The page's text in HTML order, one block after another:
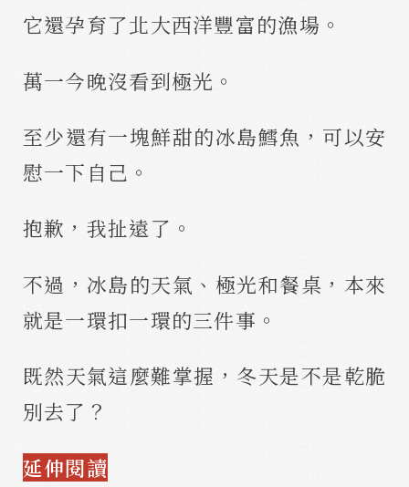
它還孕育了北大西洋豐富的漁場。
萬一今晚沒看到極光。
至少還有一塊鮮甜的冰島鱈魚，可以安
慰一下自己。
抱歉，我扯遠了。
不過，冰島的天氣、極光和餐桌，本來
就是一環扣一環的三件事。
既然天氣這麼難掌握，冬天是不是乾脆
別去了？
延伸閱讀